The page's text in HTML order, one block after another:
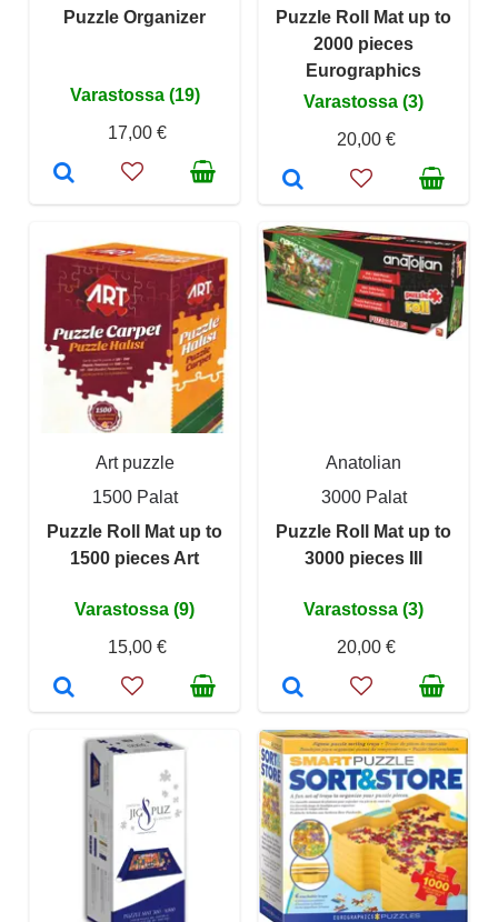
Puzzle Organizer
Varastossa (19)
17,00 €
Puzzle Roll Mat up to
2000 pieces
Eurographics
Varastossa (3)
20,00 €
Art puzzle
1500 Palat
Puzzle Roll Mat up to
1500 pieces Art
Varastossa (9)
15,00 €
Anatolian
3000 Palat
Puzzle Roll Mat up to
3000 pieces III
Varastossa (3)
20,00 €